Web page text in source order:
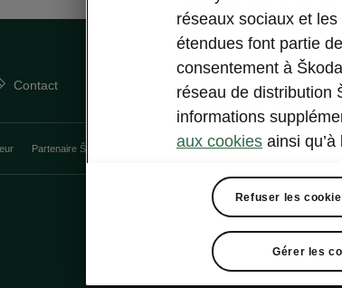
Contact
Partenaire Škoda Course d’essai
Service & entretien de l'e-véhicule
réseaux sociaux et
étendues font partie
consentement à
réseau de distribution
informations
aux cookies ainsi
Refuser les
Gérer les